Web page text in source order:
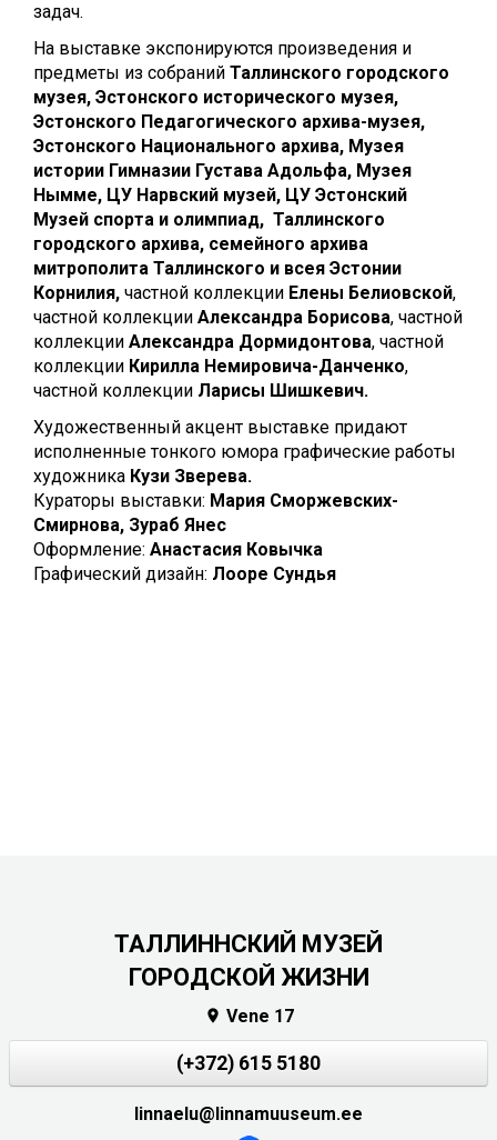
задач.
На выставке экспонируются произведения и
предметы из собраний Таллинского городского
музея, Эстонского исторического музея,
Эстонского Педагогического архива-музея,
Эстонского Национального архива, Музея
истории Гимназии Густава Адольфа, Музея
Нымме, ЦУ Нарвский музей, ЦУ Эстонский
Музей спорта и олимпиад, Таллинского
городского архива, семейного архива
митрополита Таллинского и всея Эстонии
Корнилия, частной коллекции Елены Белиовской,
частной коллекции Александра Борисова, частной
коллекции Александра Дормидонтова, частной
коллекции Кирилла Немировича-Данченко,
частной коллекции Ларисы Шишкевич.
Художественный акцент выставке придают
исполненные тонкого юмора графические работы
художника Кузи Зверева.
Кураторы выставки: Мария Сморжевских-
Смирнова, Зураб Янес
Оформление: Анастасия Ковычка
Графический дизайн: Лооре Сундья
ТАЛЛИННСКИЙ МУЗЕЙ
ГОРОДСКОЙ ЖИЗНИ
 Vene 17
(+372) 615 5180
linnaelu@linnamuuseum.ee